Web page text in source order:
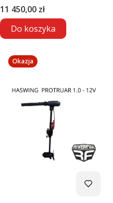
Cena
11 450,00 zł
Do koszyka
Okazja